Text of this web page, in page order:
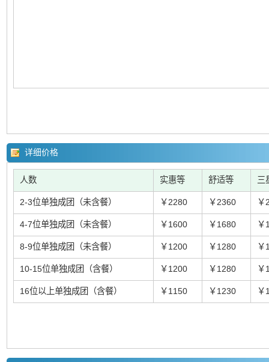
详细价格
人数 实惠等 舒适等 三
2-3位单独成团（未含餐） ￥2280 ￥2360 ￥
4-7位单独成团（未含餐） ￥1600 ￥1680 ￥
8-9位单独成团（未含餐） ￥1200 ￥1280 ￥
10-15位单独成团（含餐） ￥1200 ￥1280 ￥
16位以上单独成团（含餐） ￥1150 ￥1230 ￥